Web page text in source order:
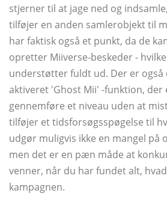
stjerner til at jage ned og
tilføjer en anden samlerobjekt til
har faktisk også et punkt, da de
opretter Miiverse-beskeder - hvilke
understøtter fuldt ud. Der er også
aktiveret 'Ghost Mii' -funktion, der
gennemføre et niveau uden at
tilføjer et tidsforsøgsspøgelse til
udgør muligvis ikke en mangel på
men det er en pæn måde at
venner, når du har fundet alt,
kampagnen.